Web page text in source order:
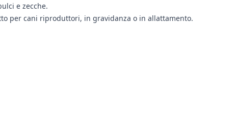
e zecche.
per cani riproduttori, in gravidanza o in allattamento.